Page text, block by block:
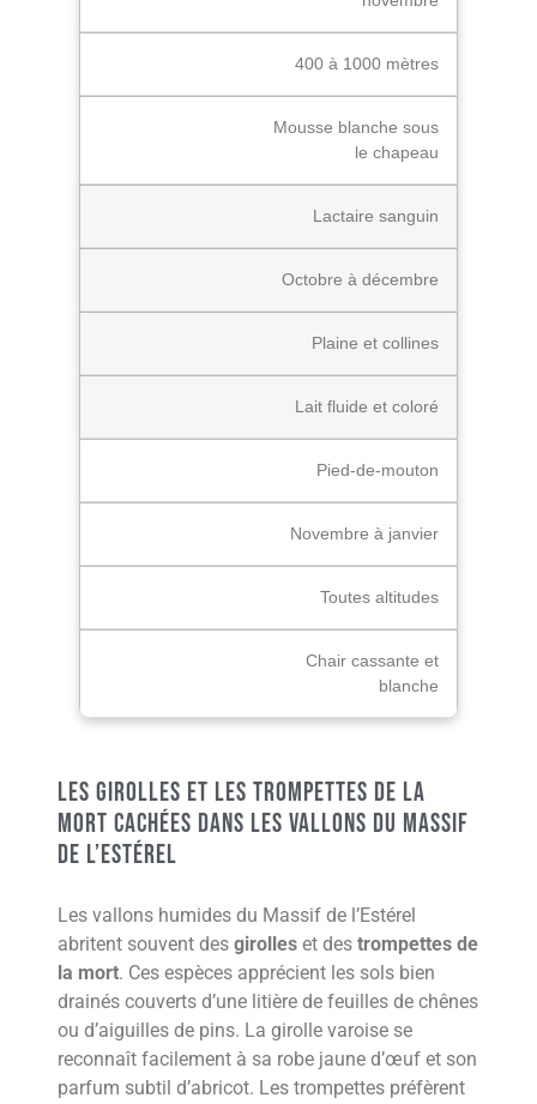
400 à 1000 mètres
Mousse blanche sous
le chapeau
Lactaire sanguin
Octobre à décembre
Plaine et collines
Lait fluide et coloré
Pied-de-mouton
Novembre à janvier
Toutes altitudes
Chair cassante et
blanche
Les girolles et les trompettes de la
mort cachées dans les vallons du Massif
de l’Estérel
Les vallons humides du Massif de l’Estérel
abritent souvent des girolles et des trompettes de
la mort. Ces espèces apprécient les sols bien
drainés couverts d’une litière de feuilles de chênes
ou d’aiguilles de pins. La girolle varoise se
reconnaît facilement à sa robe jaune d’œuf et son
parfum subtil d’abricot. Les trompettes préfèrent